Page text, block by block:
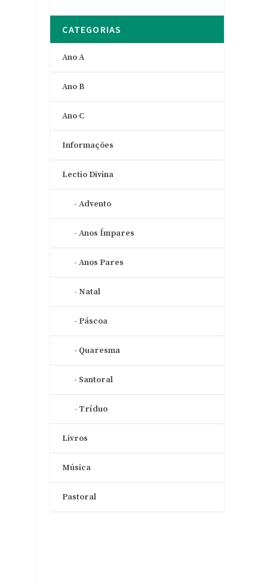
CATEGORIAS
Ano A
Ano B
Ano C
Informações
Lectio Divina
Advento
Anos Ímpares
Anos Pares
Natal
Páscoa
Quaresma
Santoral
Tríduo
Livros
Música
Pastoral